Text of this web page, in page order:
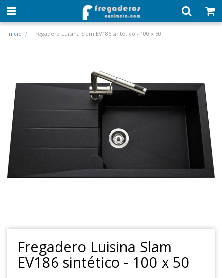
Inicio Fregadero Luisina Slam EV186 sintético - 100 x 50
Fregadero Luisina Slam
EV186 sintético - 100 x 50